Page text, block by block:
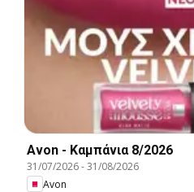
Avon - Καμπάνια 8/2026
31/07/2026-31/08/2026
Avon